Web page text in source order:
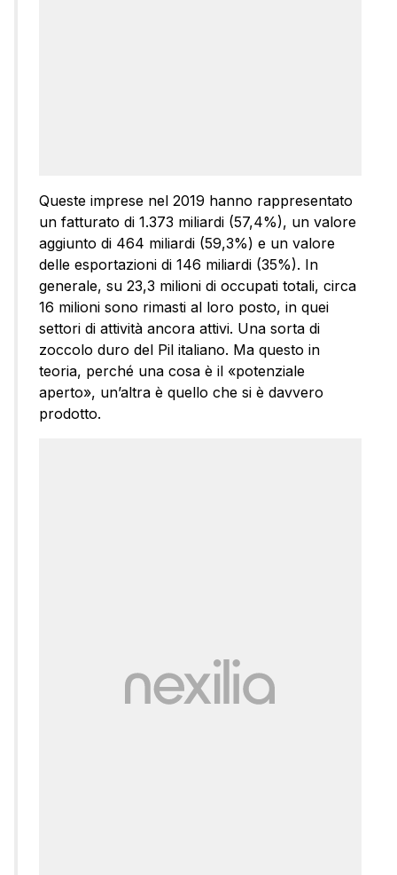
Queste imprese nel 2019 hanno rappresentato
un fatturato di 1.373 miliardi (57,4%), un valore
aggiunto di 464 miliardi (59,3%) e un valore
delle esportazioni di 146 miliardi (35%). In
generale, su 23,3 milioni di occupati totali, circa
16 milioni sono rimasti al loro posto, in quei
settori di attività ancora attivi. Una sorta di
zoccolo duro del Pil italiano. Ma questo in
teoria, perché una cosa è il «potenziale
aperto», un’altra è quello che si è davvero
prodotto.